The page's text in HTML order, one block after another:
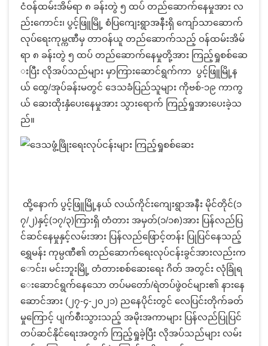
ငံဝန်ထမ်းအိမ်ရာ ၈ ခန်းတွဲ ၅ ထပ် တည်ဆောက်နေမှုအား လ
ည်းကောင်း၊ ပွင့်ဖြူမြို့ စံပြကျေးရွာအနီးရှိ ကျော်သာဆောက်
လုပ်ရေးကုမ္ကဏီမှ တာဝန်ယူ တည်ဆောက်သည့် ဝန်ထမ်းအိမ်
ရာ ၈ ခန်းတွဲ ၅ ထပ် တည်ဆောက်နေမှုတို့အား ကြည့်ရှုစစ်ဆေ
းပြီး လိုအပ်သည်များ မှာကြားဆောင်ရွက်ကာ ပွင့်ဖြူမြို့န
ယ် ထွေ/အုပ်ခန်းမတွင် ဒေသခံပြည်သူများ ကိုဗစ်-၁၉ ကာကွ
ယ် ဆေးထိုးနှံပေးနေမှုအား သွားရောက် ကြည့်ရှုအားပေးခဲ့သ
ည်။
ထို့နောက် ပွင့်ဖြူမြို့နယ် လယ်ကိုင်းကျေးရွာအနီး မိုင်တိုင်(၁
၇/၂)နှင့်(၁၇/၃)ကြားရှိ တံတား အမှတ်(၁/၁၈)အား ပြန်လည်ပြ
င်ဆင်နေမှုနှင့်လမ်းအား ပြန်လည်ဖြောင့်တန်း ပြုပြင်နေသည့်
ရွှေမန်း ကုမ္ပဏီ၏ တည်ဆောက်ရေးလုပ်ငန်းခွင်အားလည်းက
ောင်း၊ မင်းဘူးမြို့ တံတားစစ်ဆေးရေး ဂိတ် အတွင်း လုံခြုံရ
ေးဆောင်ရွက်နေသော တပ်မတော်/ရဲတပ်ဖွဲဝင်များ၏ နားနေ
ဆောင်အား (၂၇-၄-၂၀၂၁) ညနေပိုင်းတွင် လေပြင်းတိုက်ခတ်
မှုကြောင့် ပျက်စီးသွားသည့် အမိုးအကာများ ပြန်လည်ပြုပြင်
တပ်ဆင်နိုင်ရေးအတွက် ကြည့်ရှုခဲ့ပြီး လိုအပ်သည်များ လမ်း